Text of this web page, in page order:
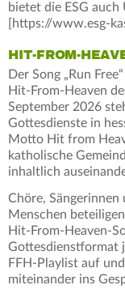
bietet die ESG
[https://www.esg-
HIT-FROM-
Der Song „Run
Hit‑From‑Heaven
September 2026
Gottesdienste in
Motto Hit from
katholische
inhaltlich
Chöre, Sängerinnen
Menschen
Gottesdienstformat
FFH-Playlist auf
miteinander ins